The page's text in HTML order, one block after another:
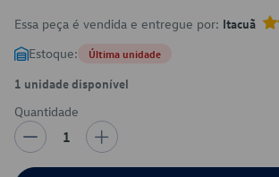
Essa peça é vendida e entregue por: Itacuã
Estoque: Última unidade
1 unidade disponível
Quantidade
1